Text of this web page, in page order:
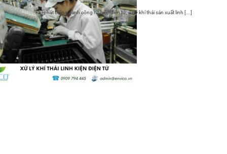
Khi phát triển ngành công nghiệp điện tử, xử lý khí thải sản xuất linh [...]